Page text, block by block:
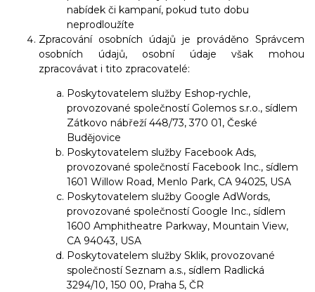
nabídek či kampaní, pokud tuto dobu
neprodloužíte
Zpracování osobních údajů je prováděno Správcem
osobních údajů, osobní údaje však mohou
zpracovávat i tito zpracovatelé:
Poskytovatelem služby Eshop-rychle,
provozované společností Golemos s.r.o., sídlem
Zátkovo nábřeží 448/73, 370 01, České
Budějovice
Poskytovatelem služby Facebook Ads,
provozované společností Facebook Inc., sídlem
1601 Willow Road, Menlo Park, CA 94025, USA
Poskytovatelem služby Google AdWords,
provozované společností Google Inc., sídlem
1600 Amphitheatre Parkway, Mountain View,
CA 94043, USA
Poskytovatelem služby Sklik, provozované
společností Seznam a.s., sídlem Radlická
3294/10, 150 00, Praha 5, ČR